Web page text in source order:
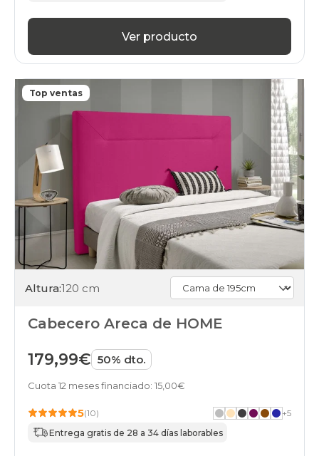
Ver producto
Top ventas
Altura:120 cm
Cabecero Areca de HOME
179,99€ 50% dto.
Cuota 12 meses financiado: 15,00€
5(10) +5
Entrega gratis de 28 a 34 días laborables